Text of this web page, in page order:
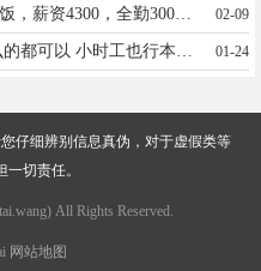
招做饭大姐，公休一天，管饭，薪资4300，全勤300，有意联系15612983242 02-09
01-24
仔细辨别信息真伪，对于虚假类等
切责任。
All Rights Reserved.
网站地图